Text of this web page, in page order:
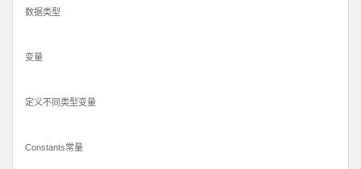
数据类型
变量
定义不同类型变量
Constants常量